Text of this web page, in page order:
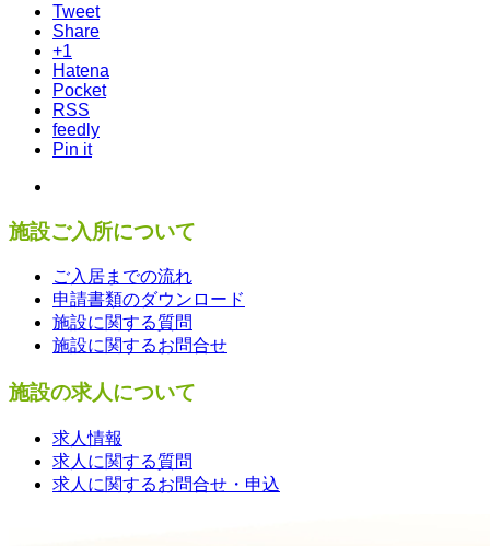
Tweet
Share
+1
Hatena
Pocket
RSS
feedly
Pin it
施設ご入所について
ご入居までの流れ
申請書類のダウンロード
施設に関する質問
施設に関するお問合せ
施設の求人について
求人情報
求人に関する質問
求人に関するお問合せ・申込